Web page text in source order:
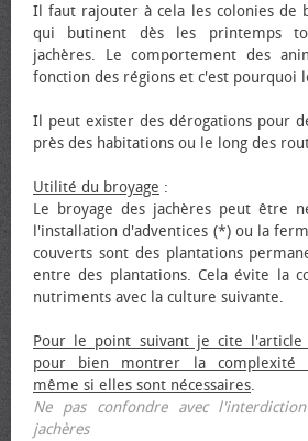
Il faut rajouter à cela les colonies de
qui butinent dès les printemps
jachères. Le comportement des
fonction des régions et c'est pourquoi
Il peut exister des dérogations pour
près des habitations ou le long des
Utilité du broyage :
Le broyage des jachères peut être
l'installation d'adventices (*) ou la
couverts sont des plantations
entre des plantations. Cela évite la
nutriments avec la culture suivante.
Pour le point suivant je cite l'article
pour bien montrer la complexité
même si elles sont nécessaires.
Ne pas confondre avec
jachères